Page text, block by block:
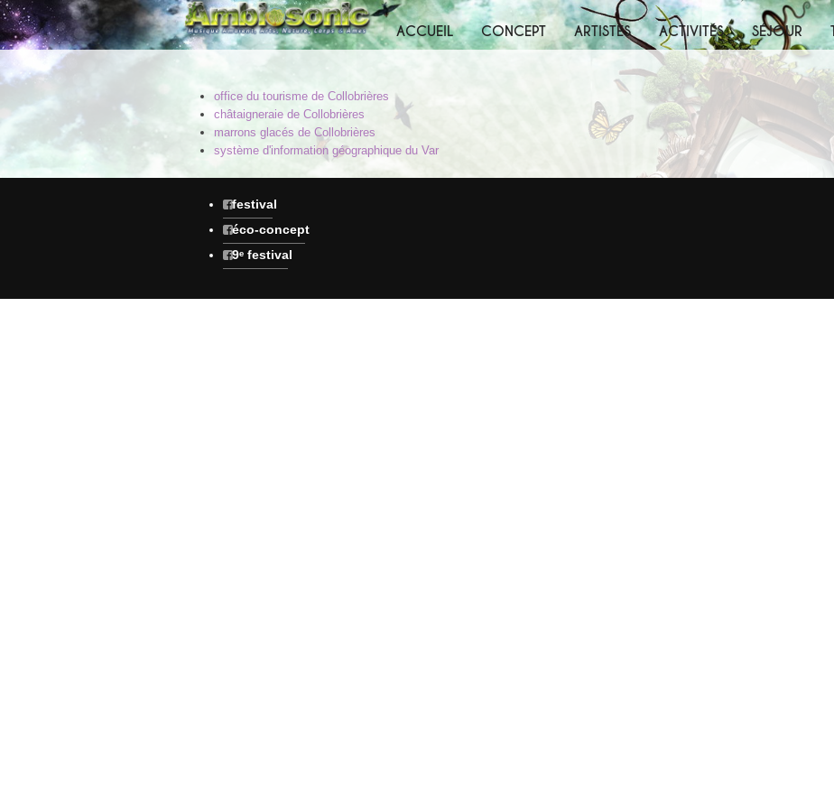
ACCUEIL CONCEPT ARTISTES ACTIVITÉS SÉJOUR
office du tourisme de Collobrières
châtaigneraie de Collobrières
marrons glacés de Collobrières
système d'information géographique du Var
festival
éco-concept
9ᵉ festival